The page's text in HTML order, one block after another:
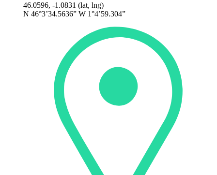
46.0596, -1.0831 (lat, lng)
N 46°3’34.5636” W 1°4’59.304”